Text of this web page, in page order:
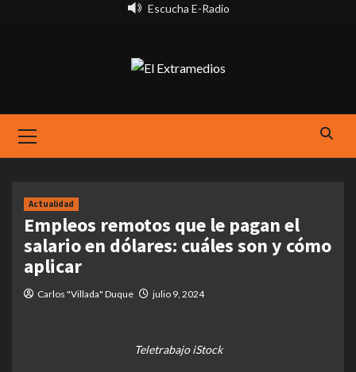
Escucha E-Radio
Menu
Actualidad
Empleos remotos que le pagan el
salario en dólares: cuáles son y cómo
aplicar
Carlos "Villada" Duque julio 9, 2024
Teletrabajo iStock